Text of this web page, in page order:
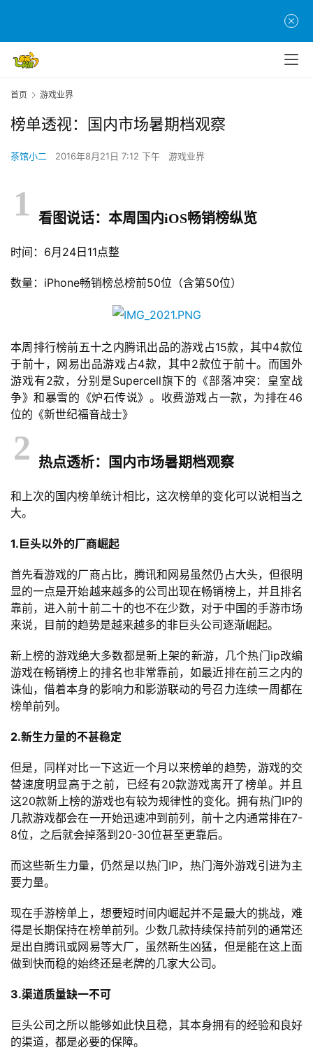
首
游
原
游
戏
业
界
手
机
戏
单
机
游
戏
休
闲
戏
2
0
5
第
十
首页 游戏业界
榜单透视：国内市场暑期档观察
茶馆小二 2016年8月21日 7:12 下午 游戏业界
1 看图说话：本周国内iOS畅销榜纵览
时间：6月24日11点整
数量：iPhone畅销榜总榜前50位（含第50位）
本周排行榜前五十之内腾讯出品的游戏占15款，其中4款位
于前十，网易出品游戏占4款，其中2款位于前十。而国外
游戏有2款，分别是Supercell旗下的《部落冲突：皇室战
争》和暴雪的《炉石传说》。收费游戏占一款，为排在46
位的《新世纪福音战士》
2 热点透析：国内市场暑期档观察
和上次的国内榜单统计相比，这次榜单的变化可以说相当之
大。
1.巨头以外的厂商崛起
首先看游戏的厂商占比，腾讯和网易虽然仍占大头，但很明
显的一点是开始越来越多的公司出现在畅销榜上，并且排名
靠前，进入前十前二十的也不在少数，对于中国的手游市场
来说，目前的趋势是越来越多的非巨头公司逐渐崛起。
新上榜的游戏绝大多数都是新上架的新游，几个热门ip改编
游戏在畅销榜上的排名也非常靠前，如最近排在前三之内的
诛仙，借着本身的影响力和影游联动的号召力连续一周都在
榜单前列。
2.新生力量的不甚稳定
但是，同样对比一下这近一个月以来榜单的趋势，游戏的交
替速度明显高于之前，已经有20款游戏离开了榜单。并且
这20款新上榜的游戏也有较为规律性的变化。拥有热门IP的
几款游戏都会在一开始迅速冲到前列，前十之内通常排在7-
8位，之后就会掉落到20-30位甚至更靠后。
而这些新生力量，仍然是以热门IP，热门海外游戏引进为主
要力量。
现在手游榜单上，想要短时间内崛起并不是最大的挑战，难
得是长期保持在榜单前列。少数几款持续保持前列的通常还
是出自腾讯或网易等大厂，虽然新生凶猛，但是能在这上面
做到快而稳的始终还是老牌的几家大公司。
3.渠道质量缺一不可
巨头公司之所以能够如此快且稳，其本身拥有的经验和良好
的渠道，都是必要的保障。